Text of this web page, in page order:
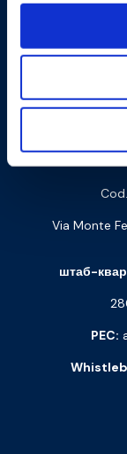
Via Monte
штаб-
PEC: